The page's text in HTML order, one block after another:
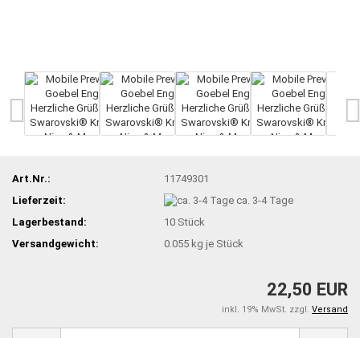
Art.Nr.:
11749301
Lieferzeit:
ca. 3-4 Tage
Lagerbestand:
10 Stück
Versandgewicht:
0.055 kg je Stück
22,50 EUR
inkl. 19% MwSt. zzgl. Versand